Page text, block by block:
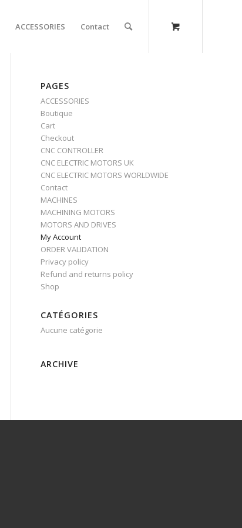
ACCESSORIES Contact
PAGES
ACCESSORIES
Boutique
Cart
Checkout
CNC CONTROLLER
CNC ELECTRIC MOTORS UK
CNC ELECTRIC MOTORS WORLDWIDE
Contact
MACHINES
MACHINING MOTORS
MOTORS AND DRIVES
My Account
ORDER VALIDATION
Privacy policy
Refund and returns policy
Shop
CATÉGORIES
Aucune catégorie
ARCHIVE